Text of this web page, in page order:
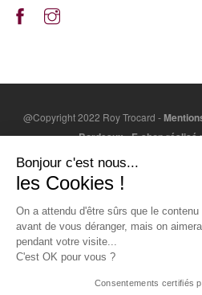
@Copyright 2022 Roy Trocard -
Bordeaux-E-shop réalisé
L'abus d'alcool est dangereux
avec modération. / Alcohol
LA CONSOMMATION D’ALCOOL EST
FEMMES ENCEINTES. LA VENTE
Bonjour c'est nous...
les Cookies !
On a attendu d'être sûrs que le
avant de vous déranger, mais on
pendant votre visite...
C'est OK pour vous ?
Consentements certifiés